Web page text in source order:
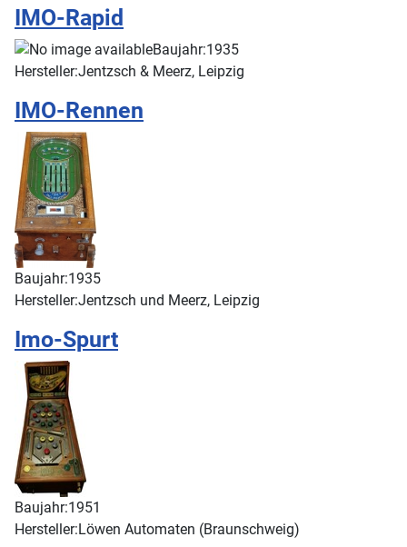
IMO-Rapid
Baujahr:1935
Hersteller:Jentzsch & Meerz, Leipzig
IMO-Rennen
Baujahr:1935
Hersteller:Jentzsch und Meerz, Leipzig
Imo-Spurt
Baujahr:1951
Hersteller:Löwen Automaten (Braunschweig)